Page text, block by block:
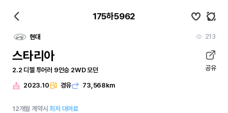
175하5962
현대 213
스타리아
2.2 디젤 투어러 9인승 2WD 모던 공유
2023.10 경유 73,568km
12개월 계약시최저 대여료